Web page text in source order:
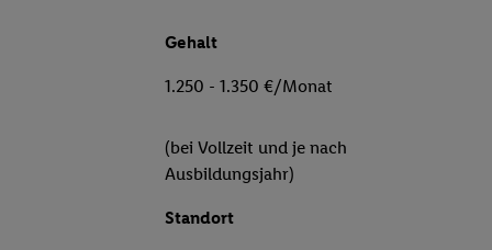
Gehalt
1.250 - 1.350 €/Monat
(bei Vollzeit und je nach
Ausbildungsjahr)
Standort